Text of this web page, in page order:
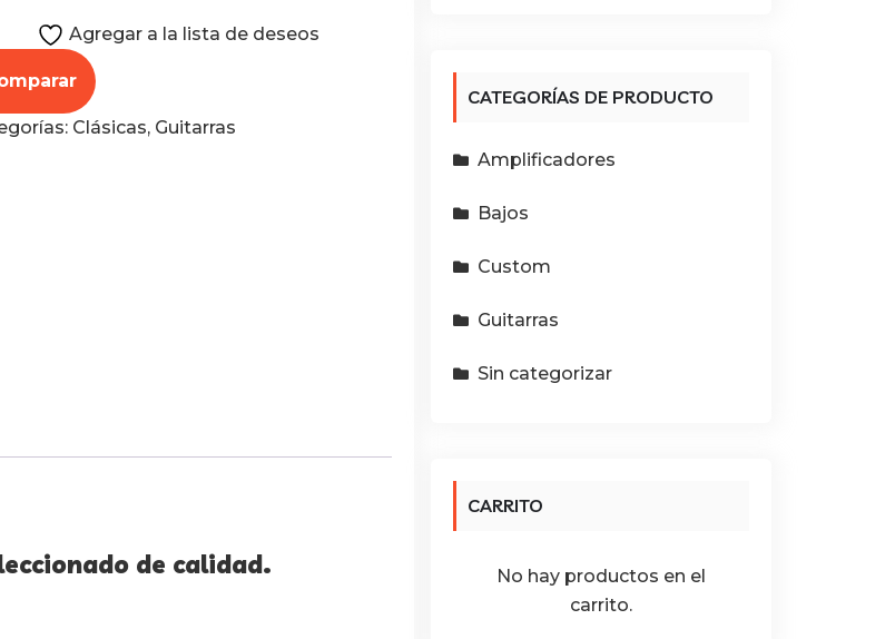
Agregar a la lista de deseos
Clásicas, Guitarras
de calidad.
CATEGORÍAS DE PRODUCTO
Amplificadores
Bajos
Custom
Guitarras
Sin categorizar
CARRITO
No hay productos en el
carrito.